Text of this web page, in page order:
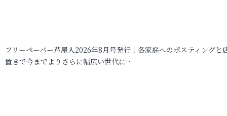
フリーペーパー芦屋人2026年8月号発行！各家庭へのポスティングと
置きで今までよりさらに幅広い世代に…